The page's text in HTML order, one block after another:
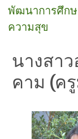
พัฒนาการศึก
ความสุข
นางสา
คาม (ค